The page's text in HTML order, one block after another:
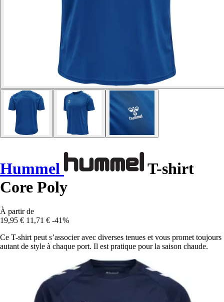
Hummel
T-shirt
Core Poly
À partir de
19,95 € 11,71 € -41%
Ce T-shirt peut s’associer avec diverses tenues et vous promet toujours
autant de style à chaque port. Il est pratique pour la saison chaude.